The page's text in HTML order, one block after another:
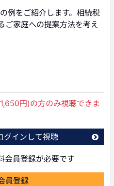
例をご紹介します。相続税
ご家庭への提案方法を考え
円)の方のみ視聴できま
グインして視聴
会員登録が必要です
員登録